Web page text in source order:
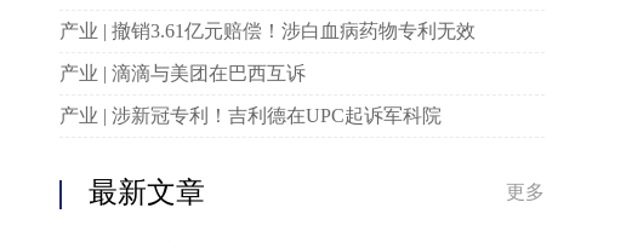
认定
产业 | 撤销3.61亿元赔偿！涉白血病药物专利无效
产业 | 滴滴与美团在巴西互诉
产业 | 涉新冠专利！吉利德在UPC起诉军科院
最新文章 更多